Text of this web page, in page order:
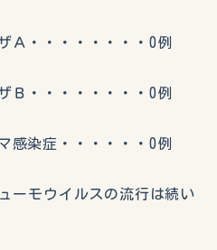
・・・・・・・0例
・・・・・・・0例
症・・・・・・0例
ーモウイルスの流行は続い